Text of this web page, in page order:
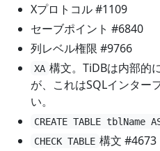
Xプロトコル #1109
セーブポイント #6840
列レベル権限 #9766
XA 構文。TiDBは内部的
が、これはSQLインター
い。
CREATE TABLE tblName
CHECK TABLE 構文 #4673